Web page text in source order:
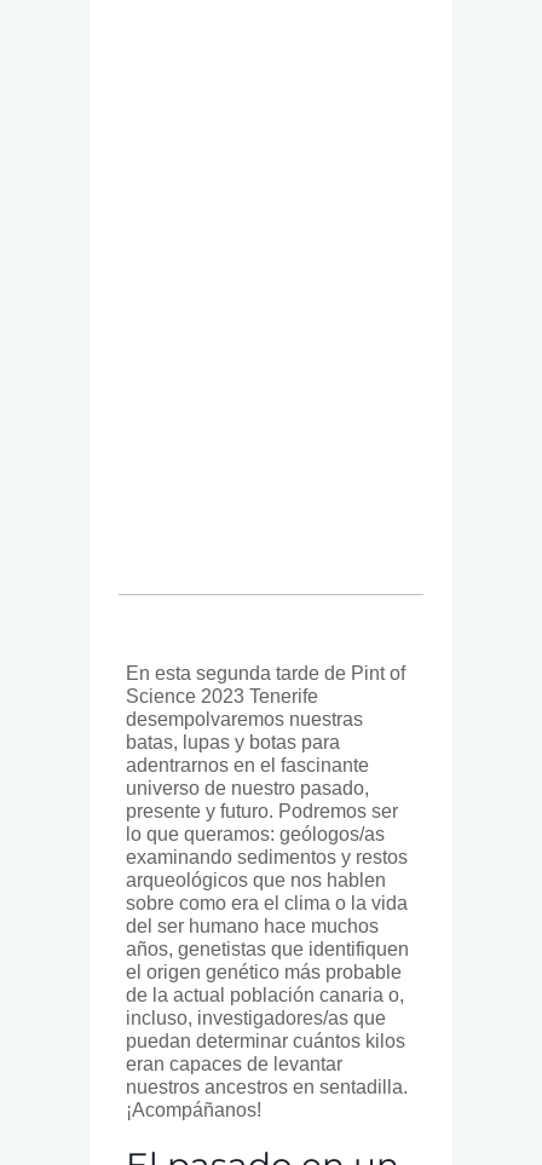
En esta segunda tarde de Pint of
Science 2023 Tenerife
desempolvaremos nuestras
batas, lupas y botas para
adentrarnos en el fascinante
universo de nuestro pasado,
presente y futuro. Podremos ser
lo que queramos: geólogos/as
examinando sedimentos y restos
arqueológicos que nos hablen
sobre como era el clima o la vida
del ser humano hace muchos
años, genetistas que identifiquen
el origen genético más probable
de la actual población canaria o,
incluso, investigadores/as que
puedan determinar cuántos kilos
eran capaces de levantar
nuestros ancestros en sentadilla.
¡Acompáñanos!